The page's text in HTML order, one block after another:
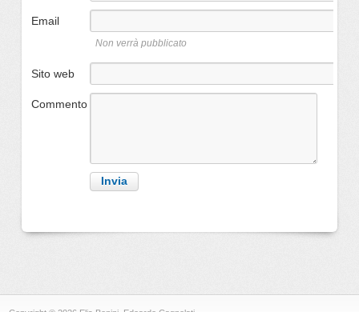
Email
Non verrà pubblicato
Sito web
Commento